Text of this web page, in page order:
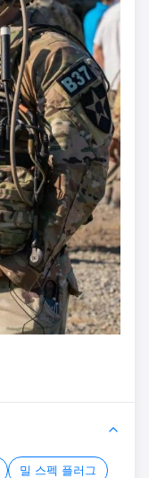
밀 스펙 플러그